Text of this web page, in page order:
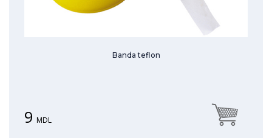
Banda teflon
9 MDL